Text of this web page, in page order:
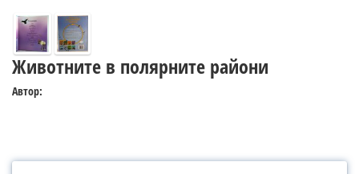
Животните в полярните райони
Автор: